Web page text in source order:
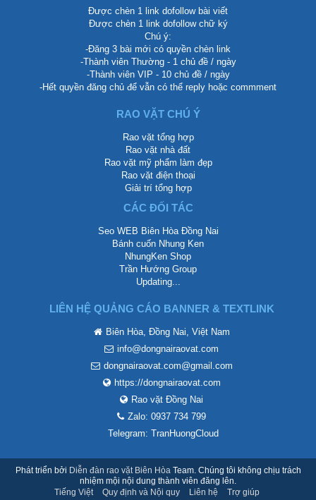
Được chèn 1 link dofollow bài viết
Được chèn 1 link dofollow chữ ký
Chú ý:
-Đăng 3 bài mới có quyền chèn link
-Thành viên Thường - 1 chủ đề / ngày
-Thành viên VIP - 10 chủ đề / ngày
-Hết quyền đăng chủ để vẫn có thể reply hoặc commment
RAO VẶT CHÚ Ý
Rao vặt tổng hợp
Rao vặt nhà đất
Rao vặt mỹ phẩm làm đẹp
Rao vặt điện thoại
Giải trí tổng hợp
CÁC ĐỐI TÁC
Seo WEB Biên Hòa Đồng Nai
Bánh cuốn Nhung Ken
NhungKen Shop
Trần Hướng Group
Updating...
LIÊN HỆ QUẢNG CÁO BANNER & TEXTLINK
Biên Hòa, Đồng Nai, Việt Nam
info@dongnairaovat.com
dongnairaovat.com@gmail.com
https://dongnairaovat.com
Rao vặt Đồng Nai
Zalo: 0937 734 799
Telegram: TranHuongCloud
Phát triển bởi Diễn đàn rao vặt Biên HòaTeam. Chúng tôi không chịu trách
nhiệm mội nội dung thành viên đăng lên.
Tiếng Việt
Quy định và Nội quy Liên hệ Trợ giúp